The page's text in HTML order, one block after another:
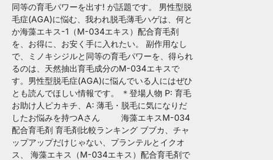
同等の育毛パワーを出す! が話題です。 男性型脱
毛症(AGA)に悩む、我われ脱毛薄毛ハゲは、何と
か海藻エキス-1（M-034エキス）配合育毛剤
を、お得に、お安く手に入れたい。 副作用なし
で、ミノキシジルと同等の育毛パワーを、得られ
るのは、天然抽出育毛成分のM-034エキスで
す。男性型脱毛症(AGA)に悩んでいる人にはぜひ
とも読んでほしい情報です。 ＊登場人物 P: 育毛
お助け人ピカキチ、A: 薄毛・脱毛に気になりだ
したお悩みを持つAさん 海藻エキスM-034
配合育毛剤 育毛剤比較ランキング ブブカ、チャ
ップアップだけじゃない、プランテルとイクオ
ス、 海藻エキス（M-034エキス）配合育毛剤で